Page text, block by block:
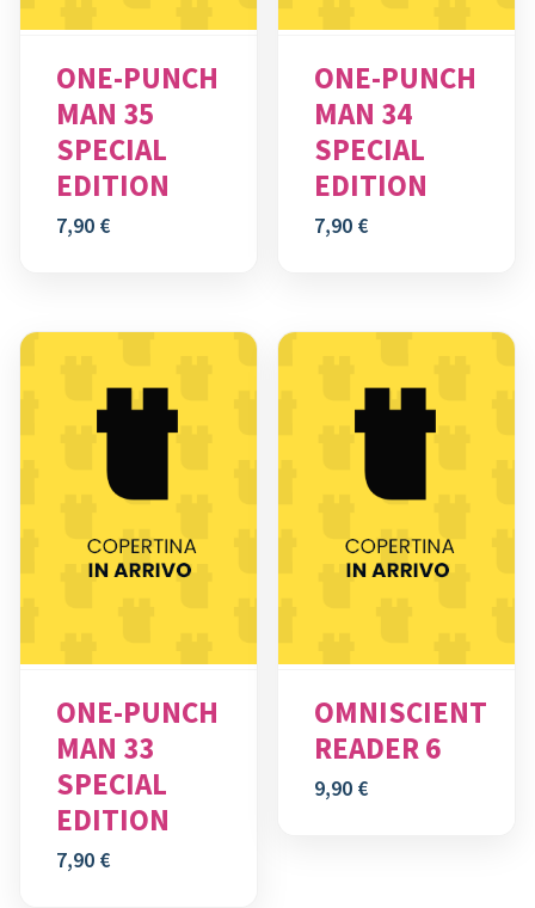
ONE-PUNCH
MAN 35
SPECIAL
EDITION
7,90 €
ONE-PUNCH
MAN 34
SPECIAL
EDITION
7,90 €
ONE-PUNCH
MAN 33
SPECIAL
EDITION
7,90 €
OMNISCIENT
READER 6
9,90 €